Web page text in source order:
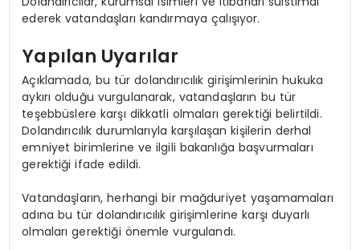
ederek vatandaşları kandırmaya çalışıyor.
Yapılan Uyarılar
Açıklamada, bu tür dolandırıcılık girişimlerinin hukuka
aykırı olduğu vurgulanarak, vatandaşların bu tür
teşebbüslere karşı dikkatli olmaları gerektiği belirtildi.
Dolandırıcılık durumlarıyla karşılaşan kişilerin derhal
emniyet birimlerine ve ilgili bakanlığa başvurmaları
gerektiği ifade edildi.
Vatandaşların, herhangi bir mağduriyet yaşamamaları
adına bu tür dolandırıcılık girişimlerine karşı duyarlı
olmaları gerektiği önemle vurgulandı.